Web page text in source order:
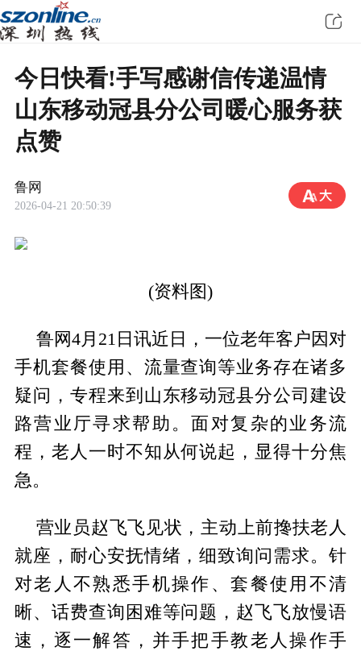
今日快看!手写感谢信传递温情
山东移动冠县分公司暖心服务获
点赞
鲁网
2026-04-21 20:50:39
(资料图)
鲁网4月21日讯近日，一位老年客户因对
手机套餐使用、流量查询等业务存在诸多
疑问，专程来到山东移动冠县分公司建设
路营业厅寻求帮助。面对复杂的业务流
程，老人一时不知从何说起，显得十分焦
急。
营业员赵飞飞见状，主动上前搀扶老人
就座，耐心安抚情绪，细致询问需求。针
对老人不熟悉手机操作、套餐使用不清
晰、话费查询困难等问题，赵飞飞放慢语
速，逐一解答，并手把手教老人操作手